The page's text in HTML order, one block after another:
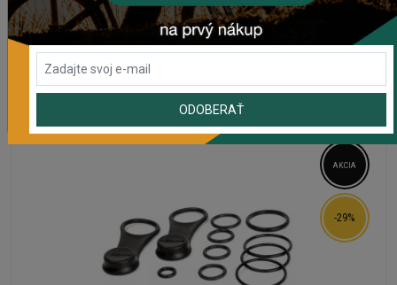
208,85 Kč
162,90 Kč
Zľava končí za06:14:35
DO KOŠÍKA
AKCIA
-29%
ODOBERAŤ